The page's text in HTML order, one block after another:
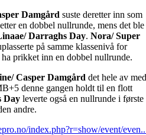
Damgård suste deretter inn som
en dobbel nullrunde, mens det ble
Darraghs Day. Nora/ Super
på samme klassenivå for
ha prikket inn en dobbel nullrunde.
Casper Damgård det hele av med
denne gangen holdt til en flott
Day leverte også en nullrunde i første
andre.
index.php?r=show/event/